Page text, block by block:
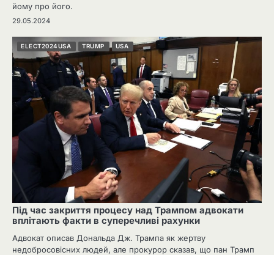
йому про його.
29.05.2024
ELECT2024USA TRUMP USA
Під час закриття процесу над Трампом адвокати
вплітають факти в суперечливі рахунки
Адвокат описав Дональда Дж. Трампа як жертву
недобросовісних людей, але прокурор сказав, що пан Трамп